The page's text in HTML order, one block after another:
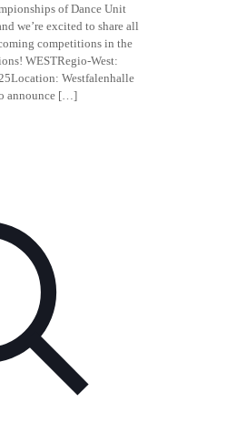
of Dance Unit
we’re excited to share all
competitions in the
WESTRegio-West:
Westfalenhalle
announce […]